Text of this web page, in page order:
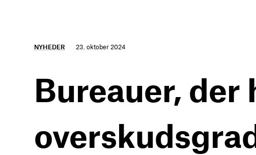
NYHEDER 23. oktober 2024
Bureauer, der